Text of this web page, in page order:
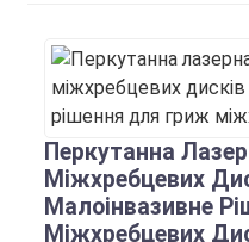
Перкутанна
Міжхребцевих
Малоінвазивне
Міжхребцевих